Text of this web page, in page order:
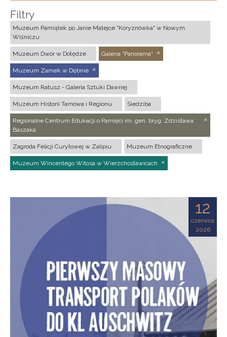
Filtry
Muzeum Pamiątek po Janie Matejce "Koryznówka" w Nowym
Wiśniczu
Muzeum Dwór w Dołędze Galeria "Panorama"
Muzeum Zamek w Dębnie
Muzeum Ratusz - Galeria Sztuki Dawnej
Muzeum Historii Tarnowa i Regionu Siedziba
Regionalne Centrum Edukacji o Pamięci im. gen. bryg. Zdzisława
Baszaka
Zagroda Felicji Curyłowej w Zalipiu Muzeum Etnograficzne
Muzeum Wincentego Witosa w Wierzchosławicach
12
czerwca
2026